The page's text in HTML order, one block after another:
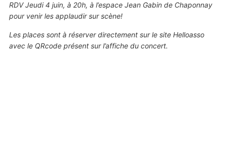
RDV Jeudi 4 juin, à 20h, à l’espace Jean Gabin de Chaponnay
pour venir les applaudir sur scène!
Les places sont à réserver directement sur le site Helloasso
avec le QRcode présent sur l’affiche du concert.